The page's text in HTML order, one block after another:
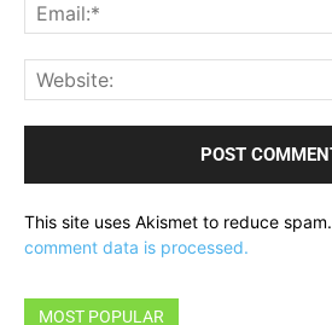
This site uses Akismet to reduce spam.
comment data is processed.
MOST POPULAR